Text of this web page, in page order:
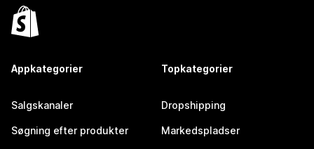
Appkategorier
Salgskanaler
Søgning efter produkter
Topkategorier
Dropshipping
Markedspladser